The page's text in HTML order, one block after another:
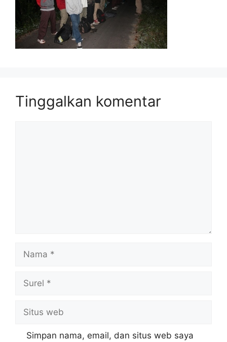
Tinggalkan komentar
Simpan nama, email, dan situs web saya